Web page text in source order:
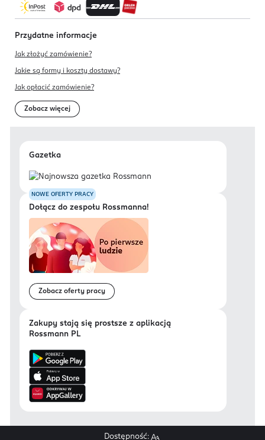
Przydatne informacje
Jak złożyć zamówienie?
Jakie są formy i koszty dostawy?
Jak opłacić zamówienie?
Zobacz więcej
Gazetka
NOWE OFERTY PRACY
Dołącz do zespołu Rossmanna!
Zobacz oferty pracy
Zakupy stają się prostsze z aplikacją
Rossmann PL
Dostępność: